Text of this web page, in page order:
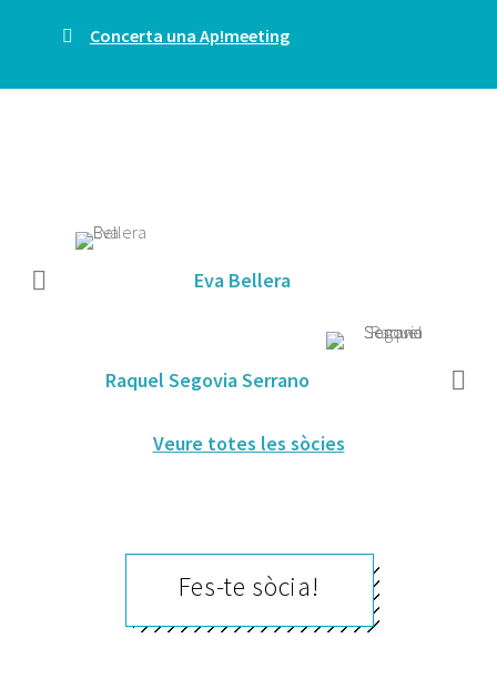
Concerta una Ap!meeting
Eva Bellera
Raquel Segovia Serrano
Veure totes les sòcies
Fes-te sòcia!